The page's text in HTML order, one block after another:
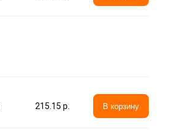
215.15 p. В корзину